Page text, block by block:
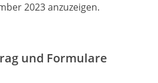
2023 anzuzeigen.
und Formulare